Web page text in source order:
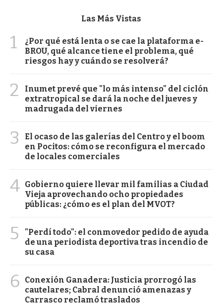
Las Más Vistas
1
¿Por qué está lenta o se cae la plataforma e-
BROU, qué alcance tiene el problema, qué
riesgos hay y cuándo se resolverá?
2
Inumet prevé que "lo más intenso" del ciclón
extratropical se dará la noche del jueves y
madrugada del viernes
3
El ocaso de las galerías del Centro y el boom
en Pocitos: cómo se reconfigura el mercado
de locales comerciales
4 Gobierno quiere llevar mil familias a Ciudad
Vieja aprovechando ocho propiedades
públicas: ¿cómo es el plan del MVOT?
5
"Perdí todo": el conmovedor pedido de ayuda
de una periodista deportiva tras incendio de
su casa
6
Conexión Ganadera: Justicia prorrogó las
cautelares; Cabral denunció amenazas y
Carrasco reclamó traslados